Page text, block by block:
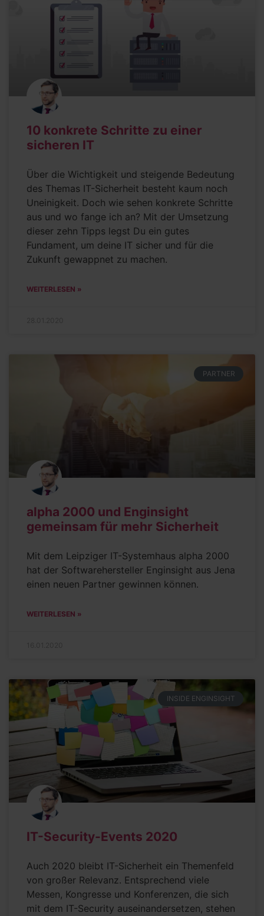
10 konkrete Schritte zu einer
sicheren IT
Über die Wichtigkeit und steigende Bedeutung
des Themas IT-Sicherheit besteht kaum noch
Uneinigkeit. Doch wie sehen konkrete Schritte
aus und wo fange ich an? Mit der Umsetzung
dieser zehn Tipps legst Du ein gutes
Fundament, um deine IT sicher und für die
Zukunft gewappnet zu machen.
WEITERLESEN »
PARTNER
alpha 2000 und Enginsight
gemeinsam für mehr Sicherheit
Mit dem Leipziger IT-Systemhaus alpha 2000
hat der Softwarehersteller Enginsight aus Jena
einen neuen Partner gewinnen können.
WEITERLESEN »
INSIDE ENGINSIGHT
IT-Security-Events 2020
Auch 2020 bleibt IT-Sicherheit ein Themenfeld
von großer Relevanz. Entsprechend viele
Messen, Kongresse und Konferenzen, die sich
mit dem IT-Security auseinandersetzen, stehen